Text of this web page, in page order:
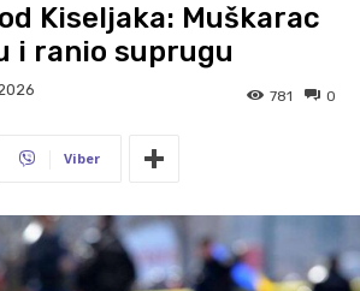
Kiseljaka: Muškarac
i ranio suprugu
0
781
Viber